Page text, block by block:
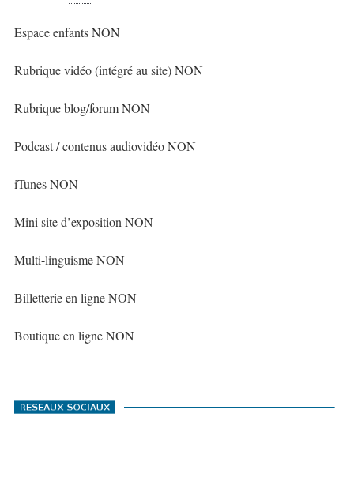
Espace enfants NON
Rubrique vidéo (intégré au site) NON
Rubrique blog/forum NON
Podcast / contenus audiovidéo NON
iTunes NON
Mini site d’exposition NON
Multi-linguisme NON
Billetterie en ligne NON
Boutique en ligne NON